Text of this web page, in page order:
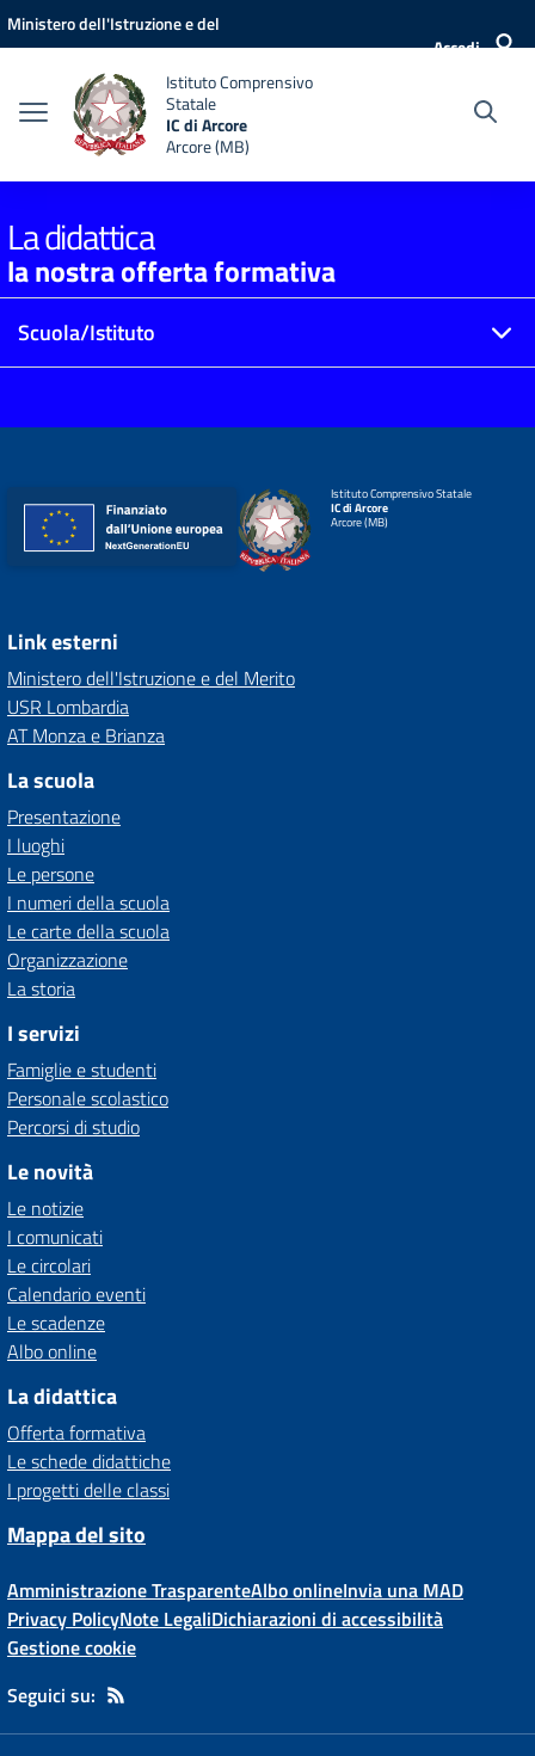
Vai ai contenuti
Vai al menu di navigazione
Vai al footer
Ministero dell'Istruzione e del
Accedi
Istituto Comprensivo
Statale
IC di Arcore
Arcore (MB)
La didattica
la nostra offerta formativa
Scuola/Istituto
Istituto Comprensivo Statale
IC di Arcore
Arcore (MB)
Link esterni
Ministero dell'Istruzione e del Merito
USR Lombardia
AT Monza e Brianza
La scuola
Presentazione
I luoghi
Le persone
I numeri della scuola
Le carte della scuola
Organizzazione
La storia
I servizi
Famiglie e studenti
Personale scolastico
Percorsi di studio
Le novità
Le notizie
I comunicati
Le circolari
Calendario eventi
Le scadenze
Albo online
La didattica
Offerta formativa
Le schede didattiche
I progetti delle classi
Mappa del sito
Amministrazione TrasparenteAlbo onlineInvia una MAD
Privacy PolicyNote LegaliDichiarazioni di accessibilità
Gestione cookie
Seguici su: